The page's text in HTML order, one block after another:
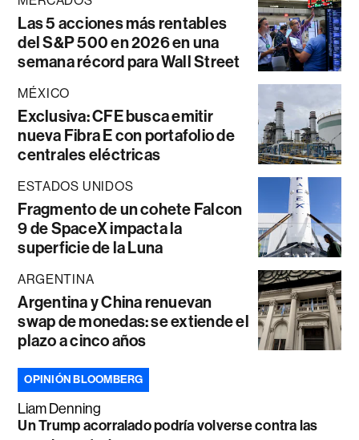
Las 5 acciones más rentables
del S&P 500 en 2026 en una
semana récord para Wall Street
MÉXICO
Exclusiva: CFE busca emitir
nueva Fibra E con portafolio de
centrales eléctricas
ESTADOS UNIDOS
Fragmento de un cohete Falcon
9 de SpaceX impacta la
superficie de la Luna
ARGENTINA
Argentina y China renuevan
swap de monedas: se extiende el
plazo a cinco años
OPINIÓN BLOOMBERG
Liam Denning
Un Trump acorralado podría volverse contra las